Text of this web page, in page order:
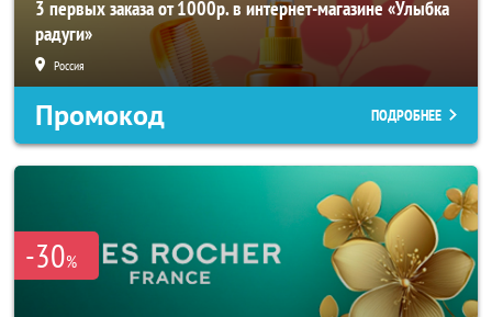
3 первых заказа от 1000р. в интернет-магазине «Улыбка
радуги»
Россия
Промокод ПОДРОБНЕЕ
-30%